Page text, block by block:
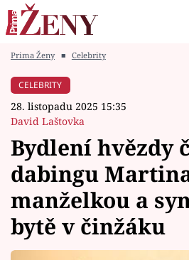
Módní alarm
Témata
Celebrity
Vztahy
Prima Ženy ■ Celebrity
CELEBRITY
28. listopadu 2025 15:35
David Laštovka
Bydlení hvězdy
dabingu
manželkou a
bytě v činžáku